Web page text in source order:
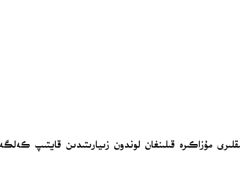
مۇزاكىرە قىلىنغان لوندون زىيارىتىدىن قايتىپ